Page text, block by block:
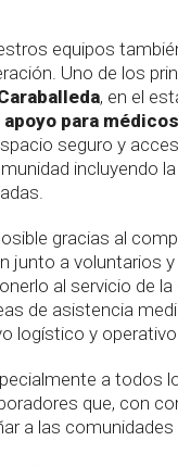
equipos
Uno de los
, en el
para
seguro y
incluyendo
gracias al
junto a voluntarios
al servicio de
de asistencia
logístico y
a todos
que, con
a las comunidades